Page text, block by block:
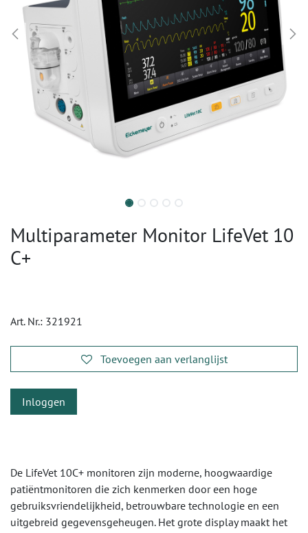
Multiparameter Monitor LifeVet 10
C+
Art. Nr.: 321921
Toevoegen aan verlanglijst
Inloggen
De LifeVet 10C+ monitoren zijn moderne, hoogwaardige
patiëntmonitoren die zich kenmerken door een hoge
gebruiksvriendelijkheid, betrouwbare technologie en een
uitgebreid gegevensgeheugen. Het grote display maakt het